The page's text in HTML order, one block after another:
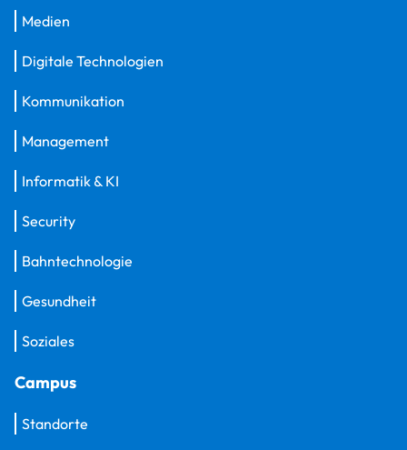
Medien
Digitale Technologien
Kommunikation
Management
Informatik & KI
Security
Bahntechnologie
Gesundheit
Soziales
Campus
Standorte